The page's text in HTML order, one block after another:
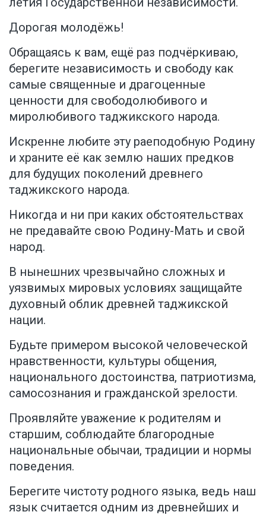
Дорогая молодёжь!
Обращаясь к вам, ещё раз подчёркиваю,
берегите независимость и свободу как
самые священные и драгоценные
ценности для свободолюбивого и
миролюбивого таджикского народа.
Искренне любите эту раеподобную Родину
и храните её как землю наших предков
для будущих поколений древнего
таджикского народа.
Никогда и ни при каких обстоятельствах
не предавайте свою Родину-Мать и свой
народ.
В нынешних чрезвычайно сложных и
уязвимых мировых условиях защищайте
духовный облик древней таджикской
нации.
Будьте примером высокой человеческой
нравственности, культуры общения,
национального достоинства, патриотизма,
самосознания и гражданской зрелости.
Проявляйте уважение к родителям и
старшим, соблюдайте благородные
национальные обычаи, традиции и нормы
поведения.
Берегите чистоту родного языка, ведь наш
язык считается одним из древнейших и